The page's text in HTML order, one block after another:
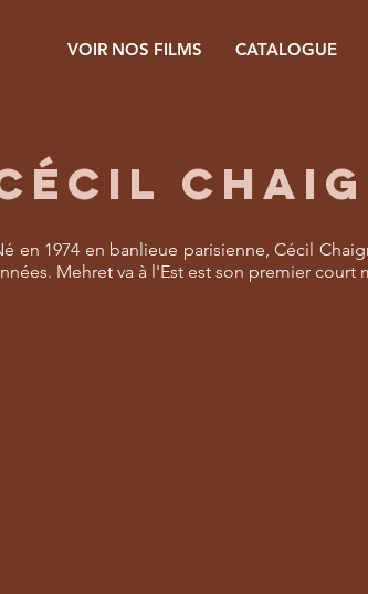
VOIR NOS FILMS CATALOGUE
en 1974 en banlieue parisienne, Cécil
Mehret va à l'Est est son premier court